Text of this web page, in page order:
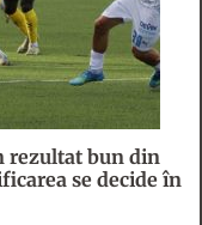
rezultat bun din
se decide în